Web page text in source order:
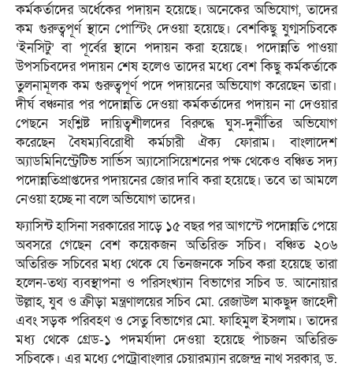
কর্মকর্তাদের অর্ধেকের পদায়ন হয়েছে। অনেকের অভিযোগ, তাদের
কম গুরুত্বপূর্ণ স্থানে পোস্টিং দেওয়া হয়েছে। বেশকিছু যুগ্মসচিবকে
‘ইনসিটু’ বা পূর্বের স্থানে পদায়ন করা হয়েছে। পদোন্নতি পাওয়া
উপসচিবদের পদায়ন শেষ হলেও তাদের মধ্যে বেশ কিছু কর্মকর্তাকে
তুলনামূলক কম গুরুত্বপূর্ণ পদে পদায়নের অভিযোগ করেছেন তারা।
দীর্ঘ বঞ্চনার পর পদোন্নতি দেওয়া কর্মকর্তাদের পদায়ন না দেওয়ার
পেছনে সংশ্লিষ্ট দায়িত্বশীলদের বিরুদ্ধে ঘুস-দুর্নীতির অভিযোগ
করেছেন বৈষম্যবিরোধী কর্মচারী ঐক্য ফোরাম। বাংলাদেশ
অ্যাডমিনিস্ট্রেটিভ সার্ভিস অ্যাসোসিয়েশনের পক্ষ থেকেও বঞ্চিত সদ্য
পদোন্নতিপ্রাপ্তদের পদায়নের জোর দাবি করা হয়েছে। তবে তা আমলে
নেওয়া হচ্ছে না বলে অভিযোগ তাদের।
ফ্যাসিন্ট হাসিনা সরকারের সাড়ে ১৫ বছর পর আগস্টে পদোন্নতি পেয়ে
অবসরে গেছেন বেশ কয়েকজন অতিরিক্ত সচিব। বঞ্চিত ২০৬
অতিরিক্ত সচিবের মধ্য থেকে যে তিনজনকে সচিব করা হয়েছে তারা
হলেন-তথ্য ব্যবস্থাপনা ও পরিসংখ্যান বিভাগের সচিব ড. আনোয়ার
উল্লাহ, যুব ও ক্রীড়া মন্ত্রণালয়ের সচিব মো. রেজাউল মাকছুদ জাহেদী
এবং সড়ক পরিবহণ ও সেতু বিভাগের মো. ফাহিমুল ইসলাম। তাদের
মধ্য থেকে গ্রেড-১ পদমর্যাদা দেওয়া হয়েছে পাঁচজন অতিরিক্ত
সচিবকে। এর মধ্যে পেট্রোবাংলার চেয়ারম্যান রজেন্দ্র নাথ সরকার, ড.